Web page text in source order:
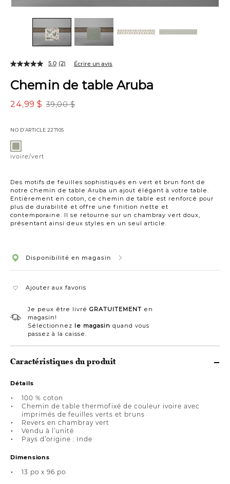
Chemin de table Aruba
39,00 $
24,99 $
NO D’ARTICLE 227105
Des motifs de feuilles sophistiqués en vert et brun font de
notre chemin de table Aruba un ajout élégant à votre table.
Entièrement en coton, ce chemin de table est renforcé pour
plus de durabilité et offre une finition nette et
contemporaine. Il se retourne sur un chambray vert doux,
présentant ainsi deux styles en un seul article.
5.0 (2) Écrire un avis
Variations
ivoire/vert
Disponibilité en magasin
Ajouter aux favoris
Je peux être livré GRATUITEMENT en
magasin!
Sélectionnez le magasin quand vous
passez à la caisse.
Caractéristiques du produit
Détails
100 % coton
Chemin de table thermofixé de couleur ivoire avec
imprimés de feuilles verts et bruns
Revers en chambray vert
Vendu à l’unité
Pays d’origine : Inde
Dimensions
13 po x 96 po